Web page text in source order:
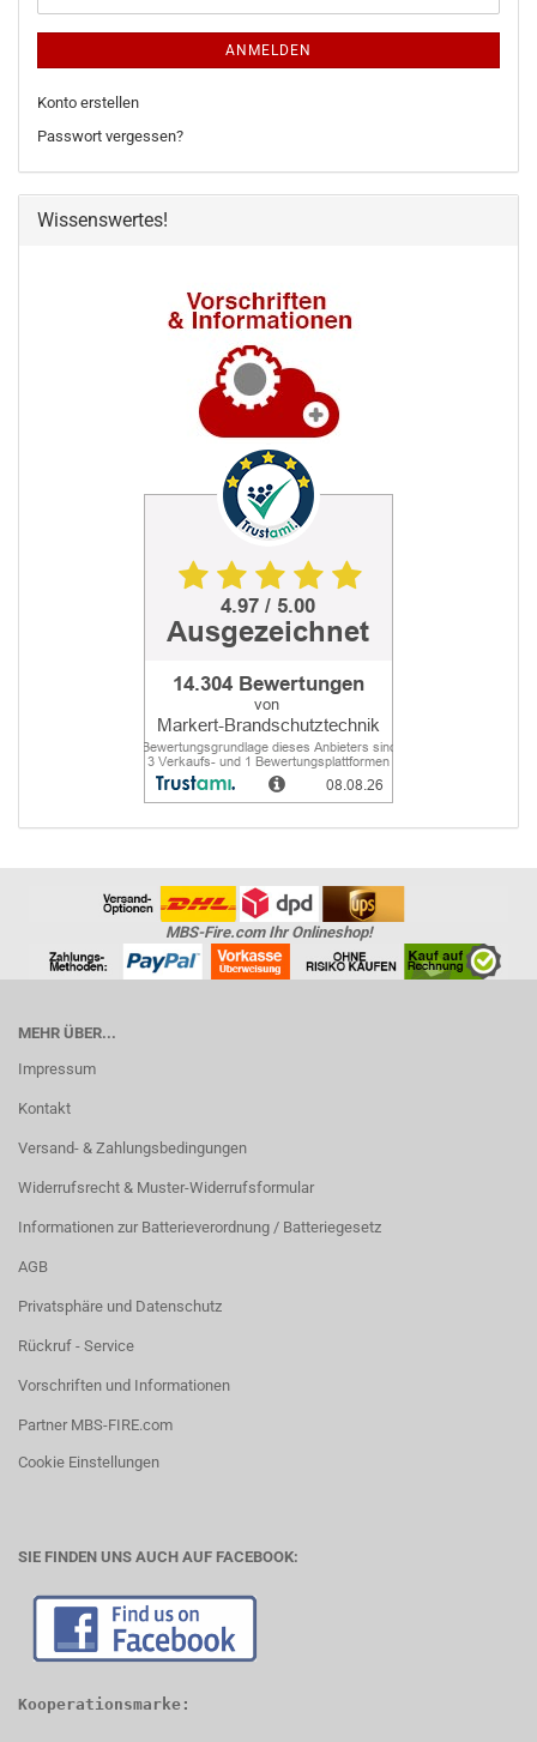
ANMELDEN
Konto erstellen
Passwort vergessen?
Wissenswertes!
MBS-Fire.com Ihr Onlineshop!
MEHR ÜBER...
Impressum
Kontakt
Versand- & Zahlungsbedingungen
Widerrufsrecht & Muster-Widerrufsformular
Informationen zur Batterieverordnung / Batteriegesetz
AGB
Privatsphäre und Datenschutz
Rückruf - Service
Vorschriften und Informationen
Partner MBS-FIRE.com
Cookie Einstellungen
SIE FINDEN UNS AUCH AUF FACEBOOK:
Kooperationsmarke: